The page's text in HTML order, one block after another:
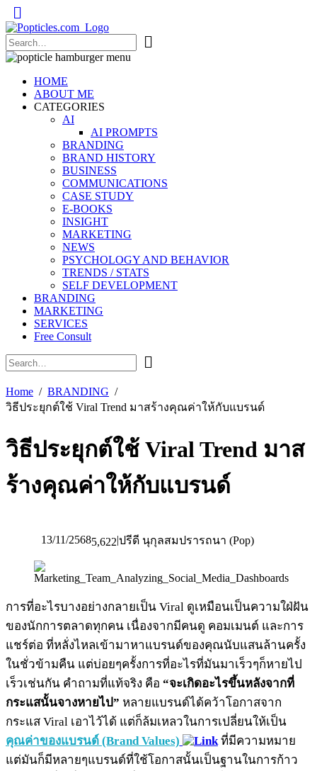
Popticles.com
HOME
ABOUT ME
CATEGORIES
AI
AI PROMPTS
BRANDING
BRAND HISTORY
BUSINESS
COMMUNICATIONS
CASE STUDY
E-BOOKS
INSIGHT
MARKETING
NEWS
PSYCHOLOGY AND BEHAVIOR
TRENDS / STATS
SELF DEVELOPMENT
BRANDING
MARKETING
SERVICES
Free Consult
Home
BRANDING
วิธีประยุกต์ใช้ Viral Trend มาสร้างคุณค่าให้กับแบรนด์
วิธีประยุกต์ใช้ Viral Trend มาส
ร้างคุณค่าให้กับแบรนด์
13/11/25685,622|ปรีดี นุกุลสมปรารถนา (Pop)
การที่อะไรบางอย่างกลายเป็น Viral ดูเหมือนเป็นความใฝ่ฝัน
ของนักการตลาดทุกคน เนื่องจากมีคนดู คอมเมนต์ และการ
แชร์ต่อ ที่หลั่งไหลเข้ามาหาแบรนด์ของคุณนับแสนล้านครั้ง
ในชั่วข้ามคืน แต่บ่อยๆครั้งการที่อะไรที่มันมาเร็วๆก็หายไป
เร็วเช่นกัน คำถามที่แท้จริง คือ “จะเกิดอะไรขึ้นหลังจากที่
กระแสนั้นจางหายไป” หลายแบรนด์ได้คว้าโอกาสจาก
กระแส Viral เอาไว้ได้ แต่ก็ล้มเหลวในการเปลี่ยนให้เป็น
คุณค่าของแบรนด์ (Brand Values)
ที่มีความหมาย
แต่มันก็มีหลายๆแบรนด์ที่ใช้โอกาสนั้นเป็นฐานในการก้าว